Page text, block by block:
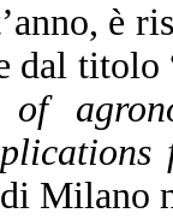
è
dal titolo
of
Milano